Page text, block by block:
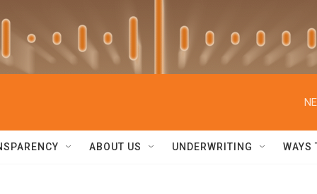
ABOUT US UNDERWRITING WAYS